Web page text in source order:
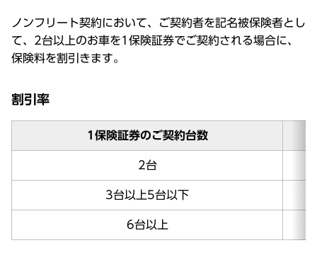
ノンフリート契約において、ご契約者を記名被保険者とし
て、2台以上のお車を1保険証券でご契約される場合に、
保険料を割引きます。
割引率
1保険証券のご契約台数
2台
3台以上5台以下
6台以上